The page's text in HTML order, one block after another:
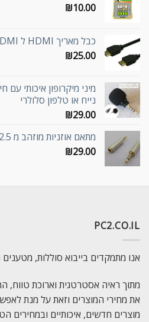
₪10.00
כבל מאריך HDMI ל HDMI זכר זכר באורך 1 מטר
₪25.00
מיני מיקרופון איכותי
נייח או טלפון סלולרי
₪29.00
מתאם אוזניות מוזהב מ 2.5 מ"מ ל 3.5 מ"מ
₪29.00
PC2.CO.IL
אנו מתמקדים בייבוא סוללות,
מתוך ראיה אסטרטגית וארוכת טווח,
את מחירי המוצרים וזאת על מנת
מוצרים חדשים, איכותיים ובמחירים